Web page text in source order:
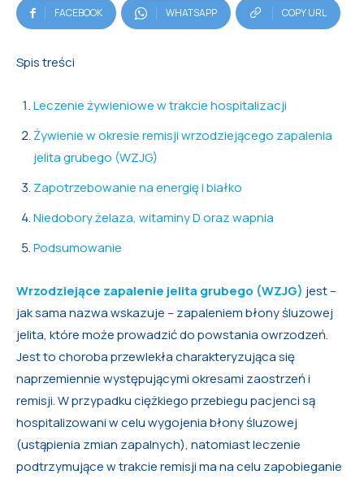
FACEBOOK WHATSAPP COPY URL
Spis treści
Leczenie żywieniowe w trakcie hospitalizacji
Żywienie w okresie remisji wrzodziejącego zapalenia
jelita grubego (WZJG)
Zapotrzebowanie na energię i białko
Niedobory żelaza, witaminy D oraz wapnia
Podsumowanie
Wrzodziejące zapalenie jelita grubego (WZJG) jest –
jak sama nazwa wskazuje – zapaleniem błony śluzowej
jelita, które może prowadzić do powstania owrzodzeń.
Jest to choroba przewlekła charakteryzująca się
naprzemiennie występującymi okresami zaostrzeń i
remisji. W przypadku ciężkiego przebiegu pacjenci są
hospitalizowani w celu wygojenia błony śluzowej
(ustąpienia zmian zapalnych), natomiast leczenie
podtrzymujące w trakcie remisji ma na celu zapobieganie